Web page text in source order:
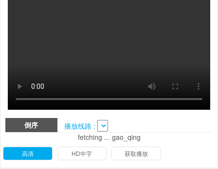
倒序
播放线路 :
fetching ... gao_qing
高清 HD中字 获取播放